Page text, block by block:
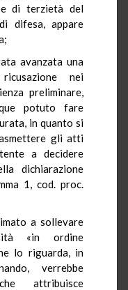
e di terzietà del
difesa, appare
avanzata una
nei
preliminare,
potuto fare
in quanto si
gli atti
a decidere
dichiarazione
1, cod. proc.
a sollevare
«in ordine
lo riguarda, in
verrebbe
attribuisce